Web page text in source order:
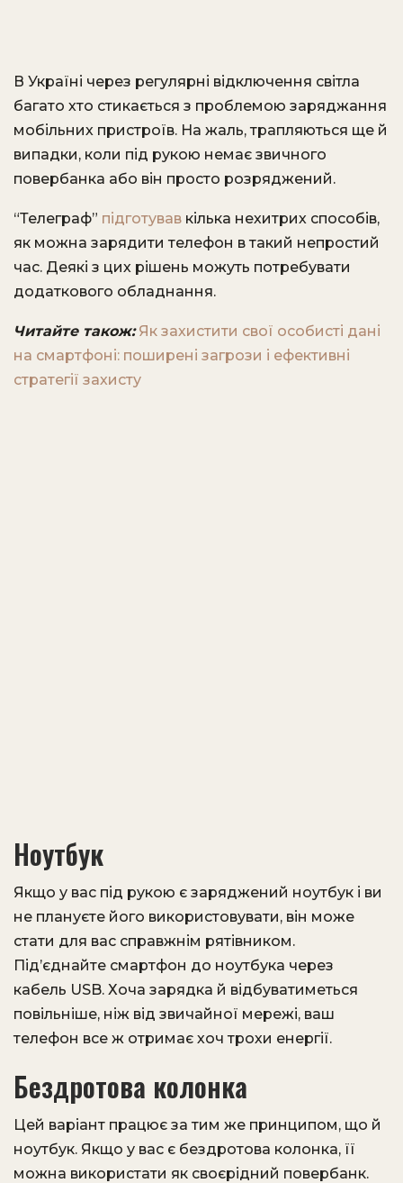
В Україні через регулярні відключення світла
багато хто стикається з проблемою заряджання
мобільних пристроїв. На жаль, трапляються ще й
випадки, коли під рукою немає звичного
повербанка або він просто розряджений.
“Телеграф” підготував кілька нехитрих способів,
як можна зарядити телефон в такий непростий
час. Деякі з цих рішень можуть потребувати
додаткового обладнання.
Читайте також: Як захистити свої особисті дані
на смартфоні: поширені загрози і ефективні
стратегії захисту
Ноутбук
Якщо у вас під рукою є заряджений ноутбук і ви
не плануєте його використовувати, він може
стати для вас справжнім рятівником.
Під’єднайте смартфон до ноутбука через
кабель USB. Хоча зарядка й відбуватиметься
повільніше, ніж від звичайної мережі, ваш
телефон все ж отримає хоч трохи енергії.
Бездротова колонка
Цей варіант працює за тим же принципом, що й
ноутбук. Якщо у вас є бездротова колонка, її
можна використати як своєрідний повербанк.